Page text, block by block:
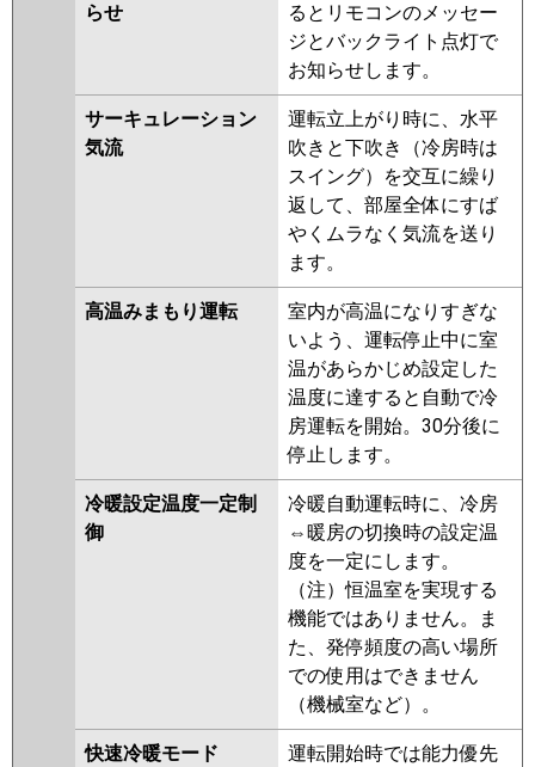
らせ
るとリモコンのメッセー
ジとバックライト点灯で
お知らせします。
サーキュレーション
気流
運転立上がり時に、水平
吹きと下吹き（冷房時は
スイング）を交互に繰り
返して、部屋全体にすば
やくムラなく気流を送り
ます。
高温みまもり運転
室内が高温になりすぎな
いよう、運転停止中に室
温があらかじめ設定した
温度に達すると自動で冷
房運転を開始。30分後に
停止します。
冷暖設定温度一定制
御
冷暖自動運転時に、冷房
⇔暖房の切換時の設定温
度を一定にします。
（注）恒温室を実現する
機能ではありません。ま
た、発停頻度の高い場所
での使用はできません
（機械室など）。
快速冷暖モード
運転開始時では能力優先